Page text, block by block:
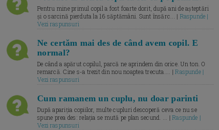
Pentru mine primul copil a fost foarte dorit, după ani de așteptări
și o sarcină pierduta la 16 săptămâni. Sunt însărc... | Raspunde |
Vezi raspunsuri
Ne certăm mai des de când avem copil. E
normal?
De când a apărut copilul, parcă ne aprindem din orice. Un ton. O
remarcă. Cine s-a trezit din nou noaptea trecuta.... |Raspunde |
Vezi raspunsuri
Cum ramanem un cuplu, nu doar parinti
După apariția copiilor, multe cupluri descoperă ceva ce nu se
spune prea des: relația se mută pe plan secund. ... |Raspunde |
Vezi raspunsuri